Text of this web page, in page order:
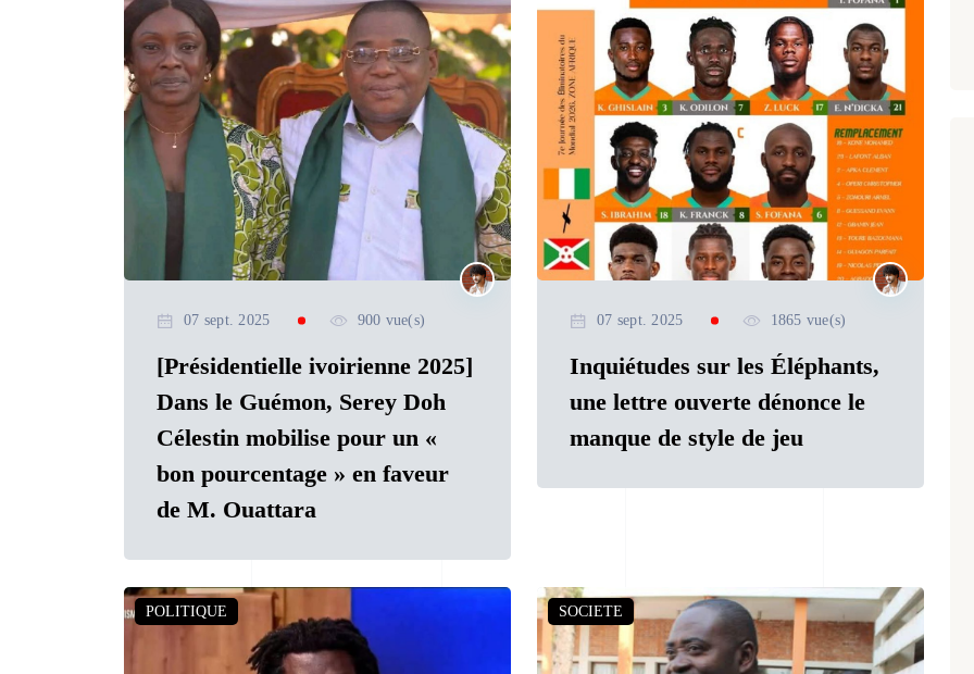
07 sept. 2025 900 vue(s)
[Présidentielle ivoirienne 2025]
Dans le Guémon, Serey Doh
Célestin mobilise pour un «
bon pourcentage » en faveur
de M. Ouattara
07 sept. 2025 1865 vue(s)
Inquiétudes sur les Éléphants,
une lettre ouverte dénonce le
manque de style de jeu
POLITIQUE SOCIETE